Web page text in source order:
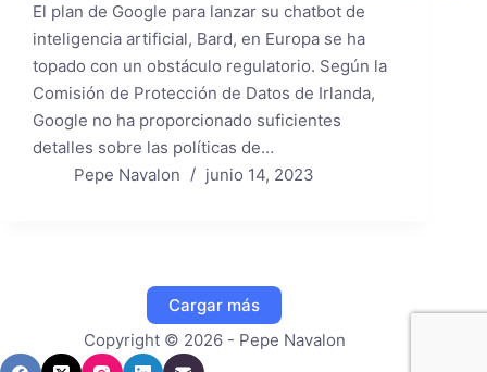
El plan de Google para lanzar su chatbot de
inteligencia artificial, Bard, en Europa se ha
topado con un obstáculo regulatorio. Según la
Comisión de Protección de Datos de Irlanda,
Google no ha proporcionado suficientes
detalles sobre las políticas de…
Pepe Navalon
junio 14, 2023
Cargar más
Copyright © 2026 - Pepe Navalon